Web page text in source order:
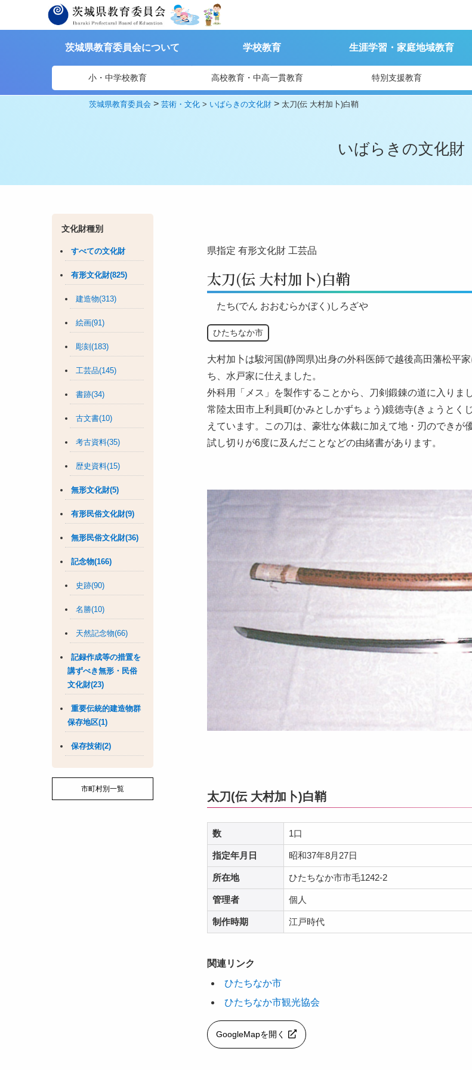
茨城県教育委員会について 学校教育 生涯学習・家庭地域教育
小・中学校教育 高校教育・中高一貫教育 特別支援教育
茨城県教育委員会 >芸術・文化 > いばらきの文化財 >太刀(伝 大村加卜)白鞘
いばらきの文化財
文化財種別
すべての文化財
有形文化財(825)
建造物(313)
絵画(91)
彫刻(183)
工芸品(145)
書跡(34)
古文書(10)
考古資料(35)
歴史資料(15)
無形文化財(5)
有形民俗文化財(9)
無形民俗文化財(36)
記念物(166)
史跡(90)
名勝(10)
天然記念物(66)
記録作成等の措置を
講ずべき無形・民俗
文化財(23)
重要伝統的建造物群
保存地区(1)
保存技術(2)
市町村別一覧
県指定 有形文化財 工芸品
太刀(伝 大村加卜)白鞘
たち(でん おおむらかぼく)しろざや
ひたちなか市
大村加卜は駿河国(静岡県)出身の外科医師で越後高田藩松平
ち、水戸家に仕えました。
外科用「メス」を製作することから、刀剣鍛錬の道に入りまし
常陸太田市上利員町(かみとしかずちょう)鏡徳寺(きょうとく
えています。この刀は、豪壮な体裁に加えて地・刃のできが
試し切りが6度に及んだことなどの由緒書があります。
太刀(伝 大村加卜)白鞘
数 1口
指定年月日 昭和37年8月27日
所在地 ひたちなか市市毛1242-2
管理者 個人
制作時期 江戸時代
関連リンク
ひたちなか市
ひたちなか市観光協会
GoogleMapを開く